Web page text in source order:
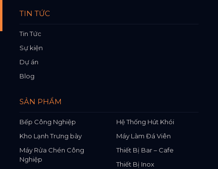
TIN TỨC
Tin Tức
Sự kiện
Dự án
Blog
SẢN PHẨM
Bếp Công Nghiệp
Hệ Thống Hút Khói
Kho Lạnh Trưng bày
Máy Làm Đá Viên
Máy Rửa Chén Công
Nghiệp
Thiết Bị Bar – Cafe
Thiết Bị Inox